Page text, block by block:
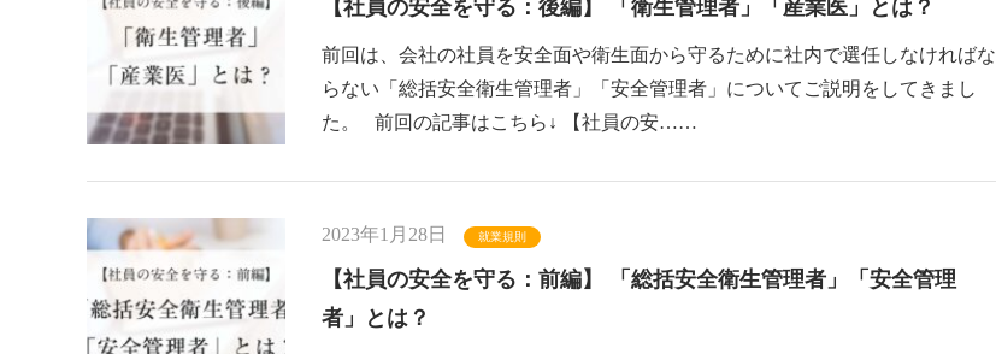
【社員の安全を守る：後編】 「衛生管理者」「産業医」とは？
前回は、会社の社員を安全面や衛生面から守るために社内で選任しなければな
らない「総括安全衛生管理者」「安全管理者」についてご説明をしてきまし
た。 前回の記事はこちら↓ 【社員の安……
2023年1月28日 就業規則
【社員の安全を守る：前編】 「総括安全衛生管理者」「安全管理
者」とは？